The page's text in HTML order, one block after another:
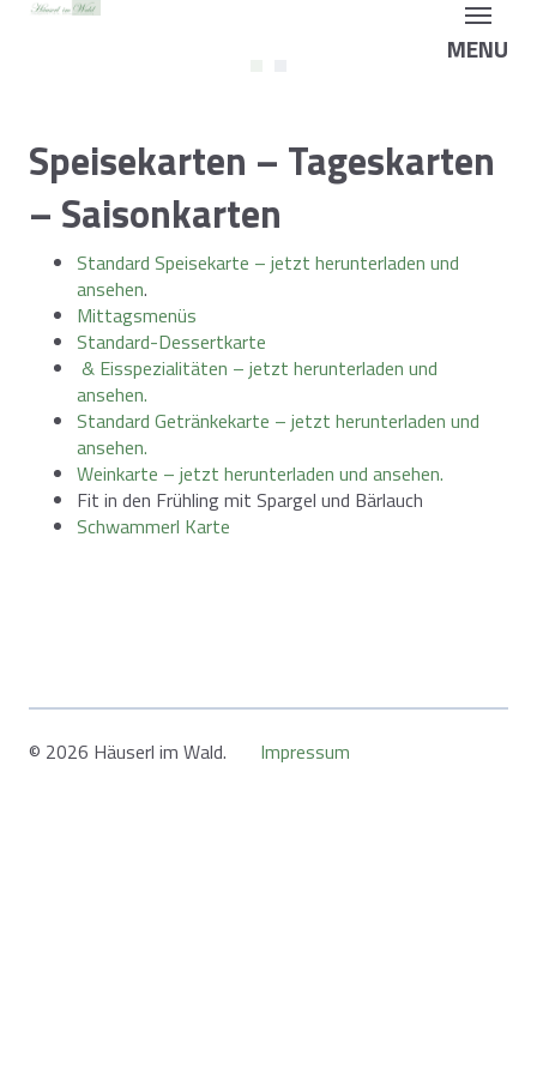
MENU
Speisekarten – Tageskarten
– Saisonkarten
Standard Speisekarte – jetzt herunterladen und
ansehen.
Mittagsmenüs
Standard-Dessertkarte
& Eisspezialitäten – jetzt herunterladen und
ansehen.
Standard Getränkekarte – jetzt herunterladen und
ansehen.
Weinkarte – jetzt herunterladen und ansehen.
Fit in den Frühling mit Spargel und Bärlauch
Schwammerl Karte
© 2026 Häuserl im Wald. Impressum